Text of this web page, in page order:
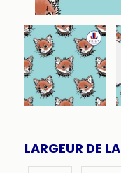
LARGEUR DE